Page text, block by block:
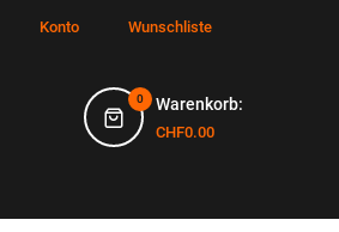
Konto Wunschliste
0 Warenkorb:
CHF0.00